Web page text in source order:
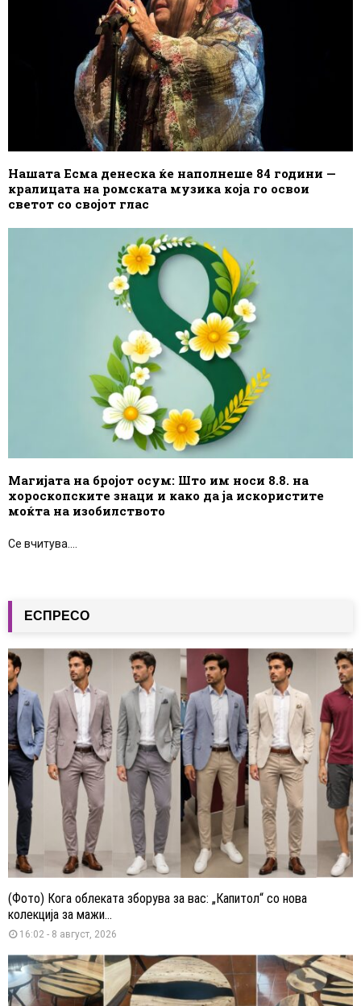
Нашата Есма денеска ќе наполнеше 84 години —
кралицата на ромската музика која го освои
светот со својот глас
Магијата на бројот осум: Што им носи 8.8. на
хороскопските знаци и како да ја искористите
моќта на изобилството
Се вчитува....
ЕСПРЕСО
(Фото) Кога облеката зборува за вас: „Капитол“ со нова
колекција за мажи...
16:02 - 8 август, 2026